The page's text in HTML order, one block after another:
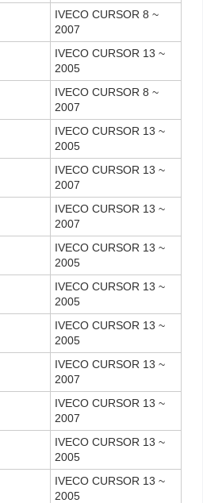
IVECO CURSOR 8 ~
2007
IVECO CURSOR 13 ~
2005
IVECO CURSOR 8 ~
2007
IVECO CURSOR 13 ~
2005
IVECO CURSOR 13 ~
2007
IVECO CURSOR 13 ~
2007
IVECO CURSOR 13 ~
2005
IVECO CURSOR 13 ~
2005
IVECO CURSOR 13 ~
2005
IVECO CURSOR 13 ~
2007
IVECO CURSOR 13 ~
2007
IVECO CURSOR 13 ~
2005
IVECO CURSOR 13 ~
2005